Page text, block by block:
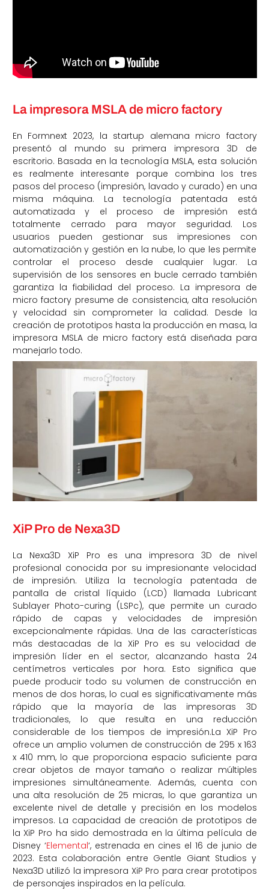
La impresora MSLA de micro factory
En Formnext 2023, la startup alemana micro factory
presentó al mundo su primera impresora 3D de
escritorio. Basada en la tecnología MSLA, esta solución
es realmente interesante porque combina los tres
pasos del proceso (impresión, lavado y curado) en una
misma máquina. La tecnología patentada está
automatizada y el proceso de impresión está
totalmente cerrado para mayor seguridad. Los
usuarios pueden gestionar sus impresiones con
automatización y gestión en la nube, lo que les permite
controlar el proceso desde cualquier lugar. La
supervisión de los sensores en bucle cerrado también
garantiza la fiabilidad del proceso. La impresora de
micro factory presume de consistencia, alta resolución
y velocidad sin comprometer la calidad. Desde la
creación de prototipos hasta la producción en masa, la
impresora MSLA de micro factory está diseñada para
manejarlo todo.
XiP Pro de Nexa3D
La Nexa3D XiP Pro es una impresora 3D de nivel
profesional conocida por su impresionante velocidad
de impresión. Utiliza la tecnología patentada de
pantalla de cristal líquido (LCD) llamada Lubricant
Sublayer Photo-curing (LSPc), que permite un curado
rápido de capas y velocidades de impresión
excepcionalmente rápidas. Una de las características
más destacadas de la XiP Pro es su velocidad de
impresión líder en el sector, alcanzando hasta 24
centímetros verticales por hora. Esto significa que
puede producir todo su volumen de construcción en
menos de dos horas, lo cual es significativamente más
rápido que la mayoría de las impresoras 3D
tradicionales, lo que resulta en una reducción
considerable de los tiempos de impresión.La XiP Pro
ofrece un amplio volumen de construcción de 295 x 163
x 410 mm, lo que proporciona espacio suficiente para
crear objetos de mayor tamaño o realizar múltiples
impresiones simultáneamente. Además, cuenta con
una alta resolución de 25 micras, lo que garantiza un
excelente nivel de detalle y precisión en los modelos
impresos. La capacidad de creación de prototipos de
la XiP Pro ha sido demostrada en la última película de
Disney ‘Elemental‘, estrenada en cines el 16 de junio de
2023. Esta colaboración entre Gentle Giant Studios y
Nexa3D utilizó la impresora XiP Pro para crear prototipos
de personajes inspirados en la película.